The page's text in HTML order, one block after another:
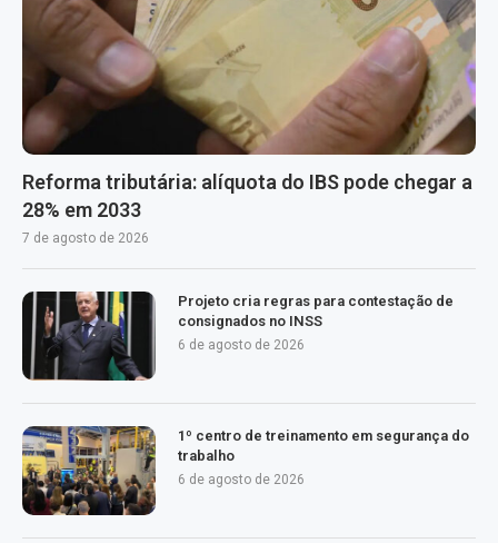
Reforma tributária: alíquota do IBS pode chegar a
28% em 2033
7 de agosto de 2026
Projeto cria regras para contestação de
consignados no INSS
6 de agosto de 2026
1º centro de treinamento em segurança do
trabalho
6 de agosto de 2026